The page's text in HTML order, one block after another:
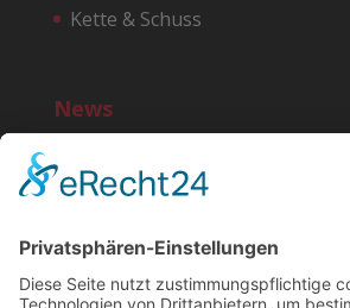
Kette & Schuss
News
10 Jahre noi!
»Deutschland feiert in
Post, 25.11.2016